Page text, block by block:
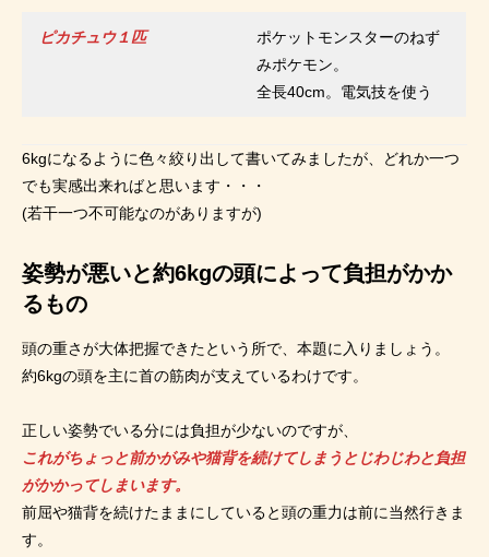
ピカチュウ１匹
ポケットモンスターのねず
みポケモン。
全長40cm。電気技を使う
6kgになるように色々絞り出して書いてみましたが、どれか一つ
でも実感出来ればと思います・・・
(若干一つ不可能なのがありますが)
姿勢が悪いと約6kgの頭によって負担がかか
るもの
頭の重さが大体把握できたという所で、本題に入りましょう。
約6kgの頭を主に首の筋肉が支えているわけです。
正しい姿勢でいる分には負担が少ないのですが、
これがちょっと前かがみや猫背を続けてしまうとじわじわと負担
がかかってしまいます。
前屈や猫背を続けたままにしていると頭の重力は前に当然行きま
す。